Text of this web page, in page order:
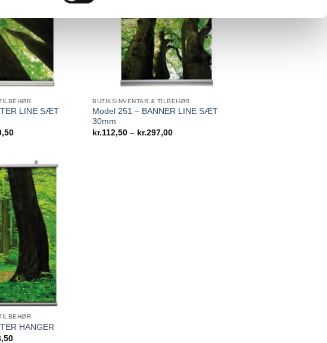
LINE SÆT
Prisinterval:
BUTIKSINVENTAR & TILBEHØR
Model 251 – BANNER LINE SÆT
30mm
kr.112,50 – kr.297,00Prisinterval:
HANGER
Prisinterval: